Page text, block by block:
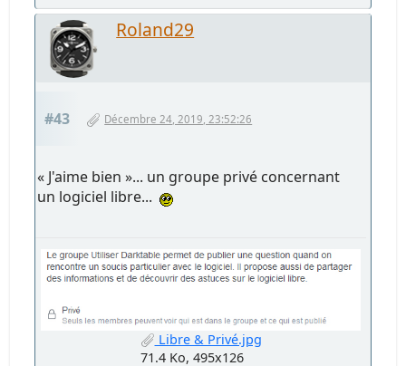
Roland29
#43 Décembre 24, 2019, 23:52:26
« J'aime bien »... un groupe privé concernant
un logiciel libre...
Libre & Privé.jpg
71.4 Ko, 495x126